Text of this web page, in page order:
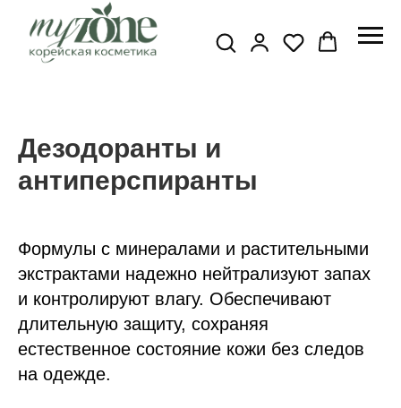
Дезодоранты и
антиперспиранты
Формулы с минералами и растительными
экстрактами надежно нейтрализуют запах
и контролируют влагу. Обеспечивают
длительную защиту, сохраняя
естественное состояние кожи без следов
на одежде.